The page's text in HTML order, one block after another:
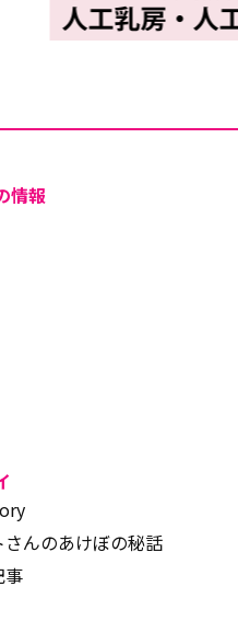
情報
さんのあけぼの秘話
事